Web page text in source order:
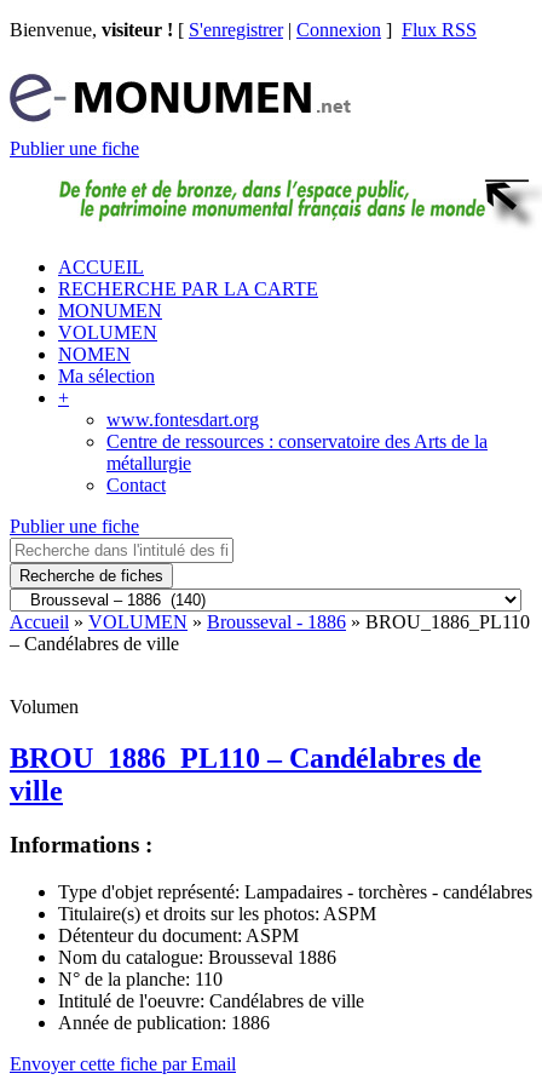
Bienvenue, visiteur ! [ S'enregistrer| Connexion ] Flux RSS
Publier une fiche
ACCUEIL
RECHERCHE PAR LA CARTE
MONUMEN
VOLUMEN
NOMEN
Ma sélection
+
www.fontesdart.org
Centre de ressources : conservatoire des Arts de la
métallurgie
Contact
Publier une fiche
Recherche de fiches
Accueil » VOLUMEN » Brousseval - 1886 » BROU_1886_PL110
– Candélabres de ville
Volumen
BROU_1886_PL110 – Candélabres de
ville
Informations :
Type d'objet représenté: Lampadaires - torchères - candélabres
Titulaire(s) et droits sur les photos: ASPM
Détenteur du document: ASPM
Nom du catalogue: Brousseval 1886
N° de la planche: 110
Intitulé de l'oeuvre: Candélabres de ville
Année de publication: 1886
Envoyer cette fiche par Email